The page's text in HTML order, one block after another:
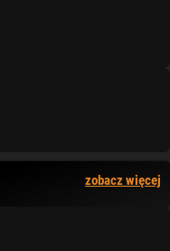
zobacz więcej